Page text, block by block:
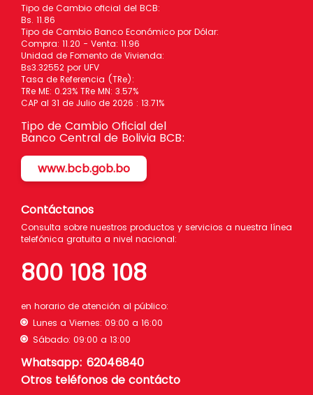
Tipo de Cambio oficial del BCB:
Bs. 11.86
Tipo de Cambio Banco Económico por Dólar:
Compra: 11.20 - Venta: 11.96
Unidad de Fomento de Vivienda:
Bs3.32552 por UFV
Tasa de Referencia (TRe):
TRe ME: 0.23% TRe MN: 3.57%
CAP al 31 de Julio de 2026 : 13.71%
Tipo de Cambio Oficial del
Banco Central de Bolivia BCB:
www.bcb.gob.bo
Contáctanos
Consulta sobre nuestros productos y servicios a nuestra línea
telefónica gratuita a nivel nacional:
800 108 108
en horario de atención al público:
Lunes a Viernes: 09:00 a 16:00
Sábado: 09:00 a 13:00
Whatsapp: 62046840
Otros teléfonos de contácto